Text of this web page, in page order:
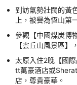
到訪氣勢壯闊的黃
上，被譽為恆山第
參觀【中國煤炭博
【雲丘山風景區】
太原入住2晚【國
tt萬豪酒店或
店，尊貴豪華。